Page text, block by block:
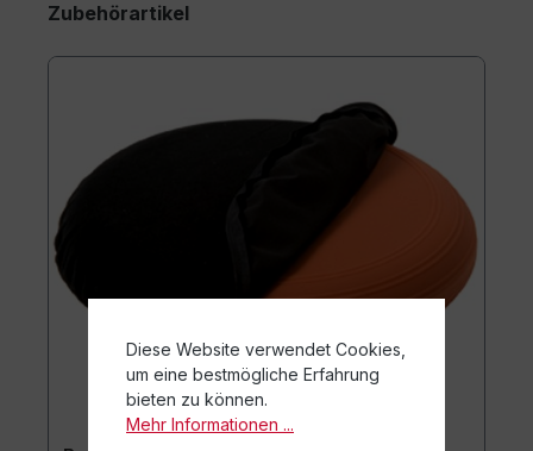
Zubehörartikel
Diese Website verwendet Cookies,
um eine bestmögliche Erfahrung
bieten zu können.
Mehr Informationen ...